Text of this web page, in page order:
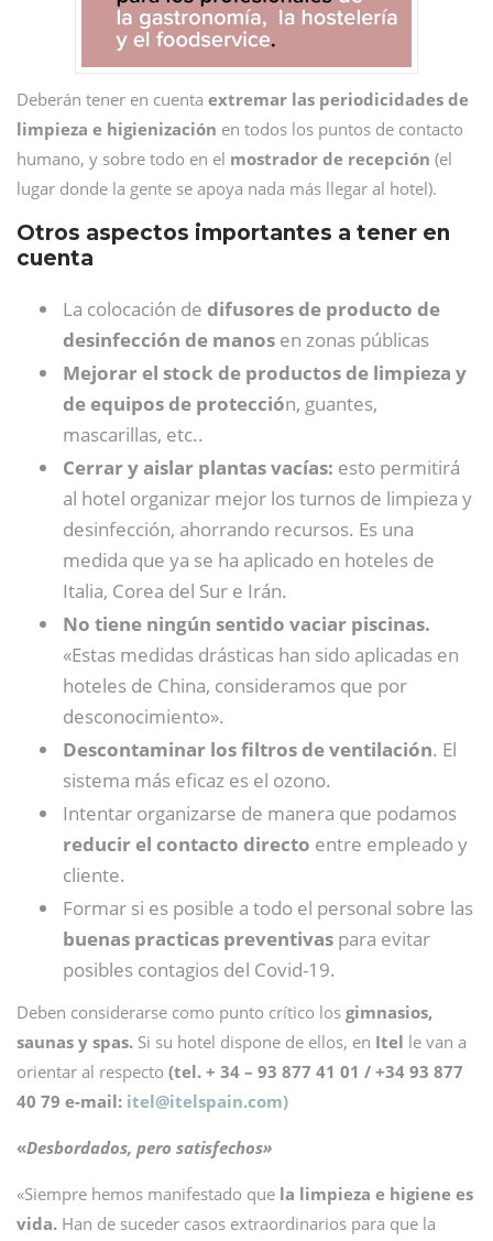
Deberán tener en cuenta extremar las periodicidades de
limpieza e higienización en todos los puntos de contacto
humano, y sobre todo en el mostrador de recepción (el
lugar donde la gente se apoya nada más llegar al hotel).
Otros aspectos importantes a tener en
cuenta
La colocación de difusores de producto de
desinfección de manos en zonas públicas
Mejorar el stock de productos de limpieza y
de equipos de protección, guantes,
mascarillas, etc..
Cerrar y aislar plantas vacías: esto permitirá
al hotel organizar mejor los turnos de limpieza y
desinfección, ahorrando recursos. Es una
medida que ya se ha aplicado en hoteles de
Italia, Corea del Sur e Irán.
No tiene ningún sentido vaciar piscinas.
«Estas medidas drásticas han sido aplicadas en
hoteles de China, consideramos que por
desconocimiento».
Descontaminar los filtros de ventilación. El
sistema más eficaz es el ozono.
Intentar organizarse de manera que podamos
reducir el contacto directo entre empleado y
cliente.
Formar si es posible a todo el personal sobre las
buenas practicas preventivas para evitar
posibles contagios del Covid-19.
Deben considerarse como punto crítico los gimnasios,
saunas y spas. Si su hotel dispone de ellos, en Itel le van a
orientar al respecto (tel. + 34 – 93 877 41 01 / +34 93 877
40 79 e-mail: itel@itelspain.com)
«Desbordados, pero satisfechos»
«Siempre hemos manifestado que la limpieza e higiene es
vida. Han de suceder casos extraordinarios para que la